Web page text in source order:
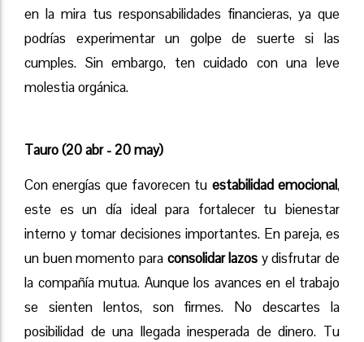
en la mira tus responsabilidades financieras, ya que
podrías experimentar un golpe de suerte si las
cumples. Sin embargo, ten cuidado con una leve
molestia orgánica.
Tauro (20 abr - 20 may)
Con energías que favorecen tu estabilidad emocional,
este es un día ideal para fortalecer tu bienestar
interno y tomar decisiones importantes. En pareja, es
un buen momento para consolidar lazos y disfrutar de
la compañía mutua. Aunque los avances en el trabajo
se sienten lentos, son firmes. No descartes la
posibilidad de una llegada inesperada de dinero. Tu